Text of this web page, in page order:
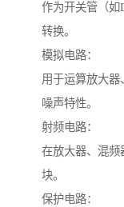
作为开关管（如
转换。
模拟电路：
用于运算放大
噪声特性。
射频电路：
在放大器、混频
块。
保护电路：